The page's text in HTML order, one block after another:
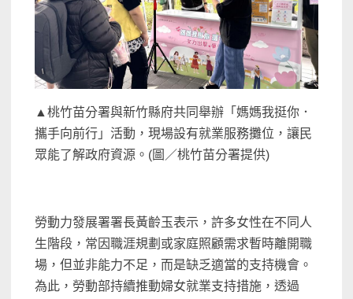
▲桃竹苗分署與新竹縣府共同舉辦「媽媽我挺你．
攜手向前行」活動，現場設有就業服務攤位，讓民
眾能了解政府資源。(圖／桃竹苗分署提供)
勞動力發展署署長黃齡玉表示，許多女性在不同人
生階段，常因職涯規劃或家庭照顧需求暫時離開職
場，但並非能力不足，而是缺乏適當的支持機會。
為此，勞動部持續推動婦女就業支持措施，透過